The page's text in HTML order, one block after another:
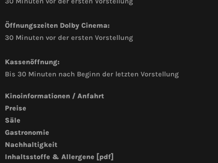
Öffnungszeiten Dolby Cinema:
30 Minuten vor der ersten Vorstellung
Kassenöffnung:
Bis 30 Minuten nach Beginn der letzten Vorstellung
Kinoinformationen / Anfahrt
Preise
Säle
Gastronomie
Nachhaltigkeit
Inhaltsstoffe & Allergene [pdf]